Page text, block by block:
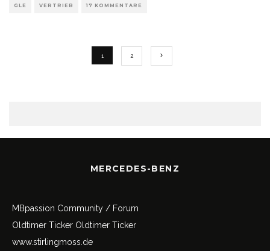
GLE VERTRIEB 17 KOMMENTARE
1 2
MERCEDES-BENZ
MBpassion Community / Forum
Oldtimer Ticker Oldtimer Ticker
www.stirlingmoss.de